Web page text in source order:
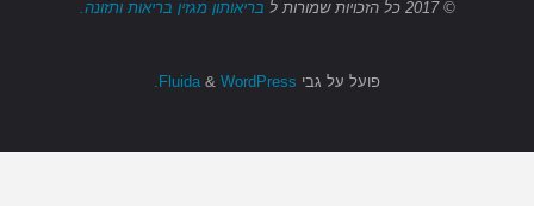
© 2017 כל הזכויות שמורות ל בריאותון מגזין בריאות ותזונה.
פועל על גבי & WordPress.